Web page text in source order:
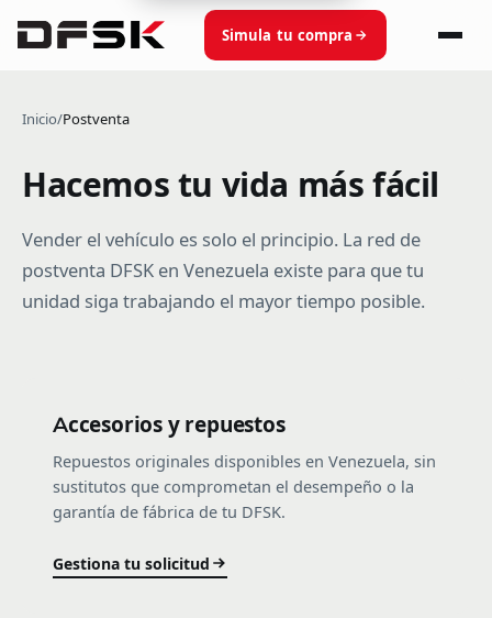
Simula tu compra
Inicio/Postventa
Hacemos tu vida más fácil
Vender el vehículo es solo el principio. La red de
postventa DFSK en Venezuela existe para que tu
unidad siga trabajando el mayor tiempo posible.
Accesorios y repuestos
Repuestos originales disponibles en Venezuela, sin
sustitutos que comprometan el desempeño o la
garantía de fábrica de tu DFSK.
Gestiona tu solicitud